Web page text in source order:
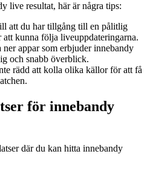
live resultat, här är några tips:
att du har tillgång till en pålitlig
kunna följa liveuppdateringarna.
ner appar som erbjuder innebandy
och snabb överblick.
rädd att kolla olika källor för att få
för innebandy
där du kan hitta innebandy